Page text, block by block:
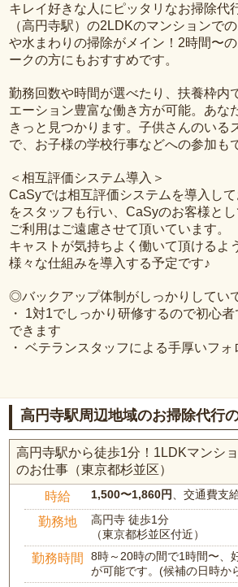
キレイ好きな人にピッタリなお掃除代
（高円寺駅）の2LDKのマンションで
や水まわりの掃除がメイン！2時間〜
ークの方にもおすすめです。
勤務回数や時間が選べたり、扶養枠内
エーション豊富な働き方が可能。あな
きっと見つかります。子供さんのいる
で、お子様の学校行事などへの参加も
＜相互評価システム導入＞
CaSyでは相互評価システムを導入し
をスタッフも行い、CaSyのお客様と
ご利用はご遠慮させて頂いています。
キャストが気持ちよく働いて頂けるよ
様々な仕組みを導入する予定です♪
◎バックアップ体制がしっかりしてい
・ 1対1でしっかり研修するので初心
できます
・ ベテランスタッフによる手厚いフォ
高円寺駅周辺地域のお掃除代行
高円寺駅から徒歩1分！1LDKマンシ
のお仕事（東京都杉並区）
時給 1,500〜1,860円、交通費支
勤務地
高円寺 徒歩1分
（東京都杉並区付近）
勤務時間
8時～20時の間で1時間〜、
が可能です。(候補の日時か